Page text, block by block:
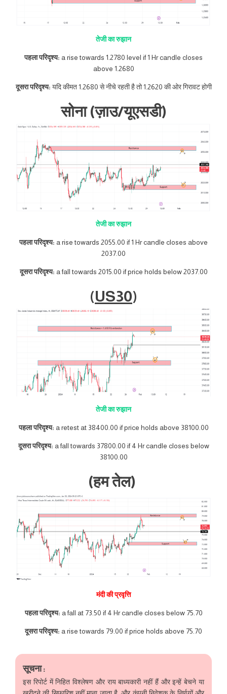
तेजी का रुझान
पहला परिदृश्य: a rise towards 1.2780 level if 1 Hr candle closes
above 1.2680
दूसरा परिदृश्य: यदि कीमत 1.2680 से नीचे रहती है तो 1.2620 की ओर गिरावट होगी
सोना (ज़ाउ/यूएसडी)
तेजी का रुझान
पहला परिदृश्य: a rise towards 2055.00 if 1 Hr candle closes above
2037.00
दूसरा परिदृश्य: a fall towards 2015.00 if price holds below 2037.00
(US30)
तेजी का रुझान
पहला परिदृश्य: a retest at 38400.00 if price holds above 38100.00
दूसरा परिदृश्य: a fall towards 37800.00 if 4 Hr candle closes below
38100.00
(हम तेल)
मंदी की प्रवृत्ति
पहला परिदृश्य: a fall at 73.50 if 4 Hr candle closes below 75.70
दूसरा परिदृश्य: a rise towards 79.00 if price holds above 75.70
सूचना :
इस रिपोर्ट में निहित विश्लेषण और राय बाध्यकारी नहीं हैं और इन्हें बेचने या